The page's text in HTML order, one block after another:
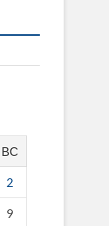
ВС
2
9